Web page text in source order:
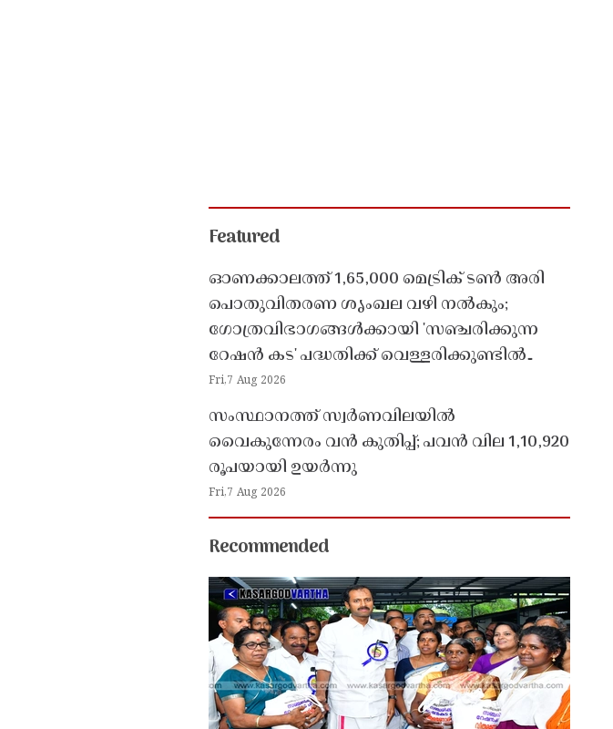
Featured
ഓണക്കാലത്ത് 1,65,000 മെട്രിക് ടൺ അരി
പൊതുവിതരണ ശൃംഖല വഴി നൽകും;
ഗോത്രവിഭാഗങ്ങൾക്കായി 'സഞ്ചരിക്കുന്ന
റേഷൻ കട' പദ്ധതിക്ക് വെള്ളരിക്കുണ്ടിൽ
തുടക്കം
Fri,7 Aug 2026
സംസ്ഥാനത്ത് സ്വർണവിലയിൽ
വൈകുന്നേരം വൻ കുതിപ്പ്; പവൻ വില 1,10,920
രൂപയായി ഉയർന്നു
Fri,7 Aug 2026
Recommended